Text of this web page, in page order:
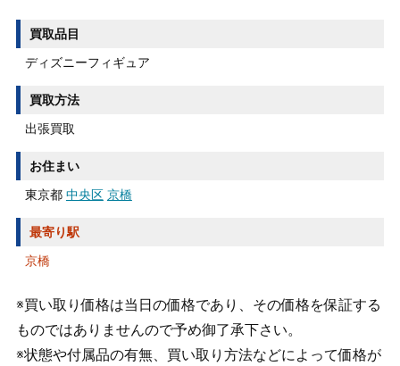
買取品目
ディズニーフィギュア
買取方法
出張買取
お住まい
東京都 中央区 京橋
最寄り駅
京橋
※買い取り価格は当日の価格であり、その価格を保証する
ものではありませんので予め御了承下さい。
※状態や付属品の有無、買い取り方法などによって価格が